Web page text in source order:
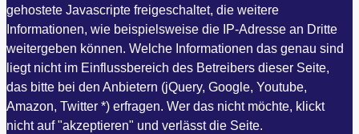
gehostete Javascripte freigeschaltet, die weitere
Informationen, wie beispielsweise die IP-Adresse an Dritte
weitergeben können. Welche Informationen das genau sind
liegt nicht im Einflussbereich des Betreibers dieser Seite,
das bitte bei den Anbietern (jQuery, Google, Youtube,
Amazon, Twitter *) erfragen. Wer das nicht möchte, klickt
nicht auf "akzeptieren" und verlässt die Seite.